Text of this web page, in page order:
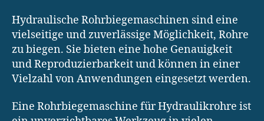
Hydraulische Rohrbiegemaschinen sind eine
vielseitige und zuverlässige Möglichkeit, Rohre
zu biegen. Sie bieten eine hohe Genauigkeit
und Reproduzierbarkeit und können in einer
Vielzahl von Anwendungen eingesetzt werden.
Eine Rohrbiegemaschine für Hydraulikrohre ist